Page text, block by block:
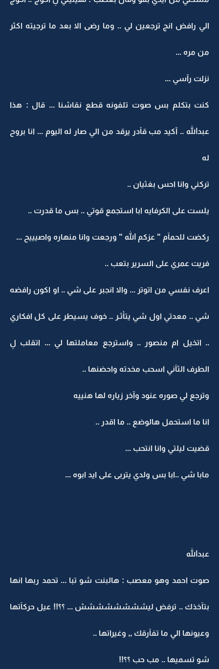
الي رافض انج ترجعين لي .. وما رضى الا بعد ما ترجيته اكثر
من مره ...
نزلت رآسي ...
كنت بتكلم بس صوت تلفونه قطع نقاشنا ... قال : هذا
عبدالله .. آكيد مب قآدر يرقد من الي صار له اليوم ... انا بروح
له
تركني وانا احس بغثيان ..
يلست على الكرفايه ابا استجمع قوتي .. بس ما قدرت ..
ركضت للحمآم " عزكم الله " ورجعت وانا منهاره واصيييح ...
فريت عمري على السرير بتعب ..
اعرف نفسي من اتوتر ... والا انجبر على شي .. او اكون رافضه
شي .. معدتي اول شي يتأثـر .. خوف يسيطر على كل افكاري
.. اتخيل ام منصور .. واسترجع معاملتها لي ... اتقلب لِ
الطرف الثآني اسحب مخدته واحضنها ..
وترجع لي صوره عنود وآخر زياره لها هنييه
انا ما استحمل هالوضع .. ما اقدر ..
قضيت ليلتي وانا انتحب ...
مابا شي ..ابا بس ولدي يتربى على ايد ابوه ...
عبدالله
صوت احمد وهو معصب : هالبنت شو تبا ... تحمد ربها انها
بتآخذك .. ترفض ليشششششششش ... ؟؟!! عيل حركآتها
وعيونها الي ما تفآرقك ,, وغيراتها ..
شو تسميها .. مب حب ؟؟!!